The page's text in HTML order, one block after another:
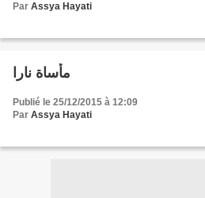
Par Assya Hayati
مأساة نارا
Publié le 25/12/2015 à 12:09
Par Assya Hayati